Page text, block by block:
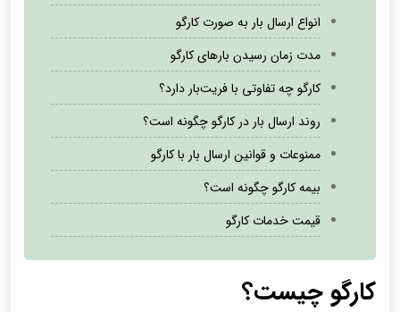
انواع ارسال بار به صورت کارگو
مدت زمان رسیدن بارهای کارگو
کارگو چه تفاوتی با فریت‌بار دارد؟
روند ارسال بار در کارگو چگونه است؟
ممنوعات و قوانین ارسال بار با کارگو
بیمه کارگو چگونه است؟
قیمت خدمات کارگو
کارگو چیست؟